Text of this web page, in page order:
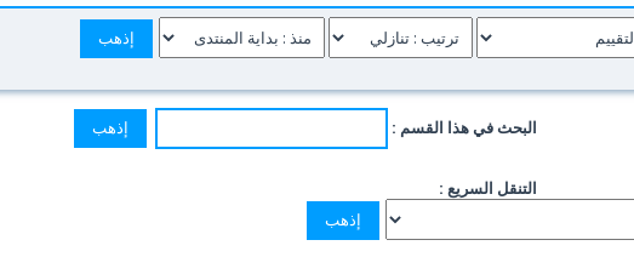
البحث في هذا القسم :
التنقل السريع :